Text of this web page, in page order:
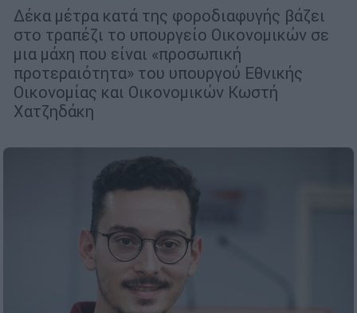
Δέκα μέτρα κατά της φοροδιαφυγής βάζει
στο τραπέζι το υπουργείο Οικονομικών σε
μια μάχη που είναι «προσωπική
προτεραιότητα» του υπουργού Εθνικής
Οικονομίας και Οικονομικών Κωστή
Χατζηδάκη